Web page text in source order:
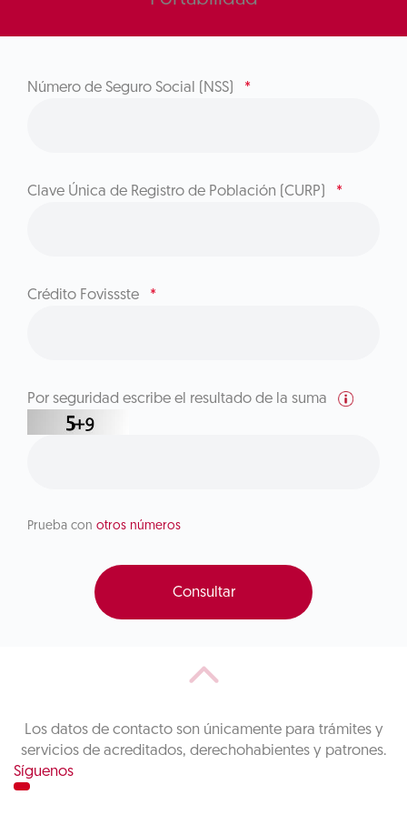
Número de Seguro Social (NSS) *
Clave Única de Registro de Población (CURP) *
Crédito Fovissste *
Por seguridad escribe el resultado de la suma
Prueba con otros números
Consultar
Los datos de contacto son únicamente para trámites y
servicios de acreditados, derechohabientes y patrones.
Síguenos